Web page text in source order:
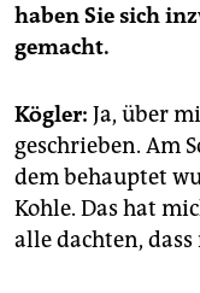
haben Sie sich
gemacht.
Kögler: Ja, über
geschrieben. Am
dem behauptet
Kohle. Das hat
alle dachten,